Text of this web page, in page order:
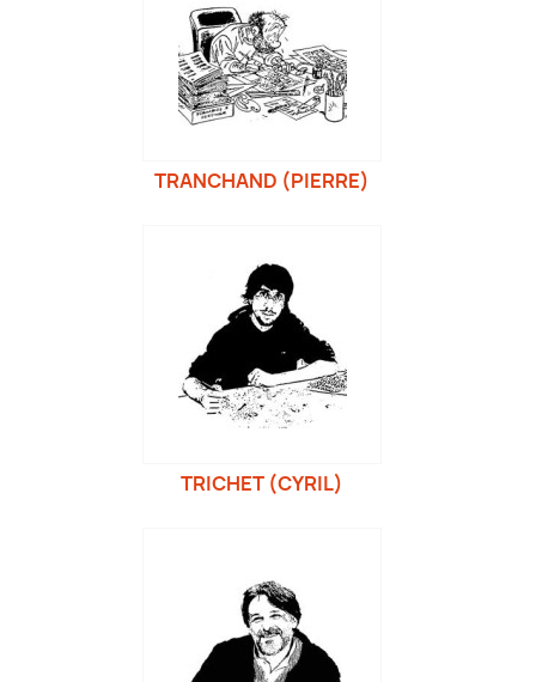
TRANCHAND (PIERRE)
TRICHET (CYRIL)